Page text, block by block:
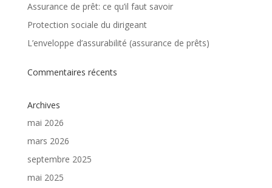
Assurance de prêt: ce qu’il faut savoir
Protection sociale du dirigeant
L’enveloppe d’assurabilité (assurance de prêts)
Commentaires récents
Archives
mai 2026
mars 2026
septembre 2025
mai 2025